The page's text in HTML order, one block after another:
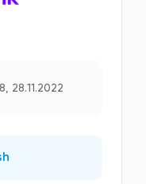
28.11.2022